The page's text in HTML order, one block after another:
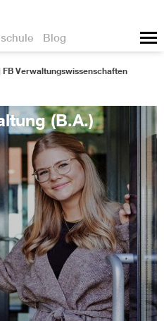
Blog
FB Verwaltungswissenschaften
(B.A.)